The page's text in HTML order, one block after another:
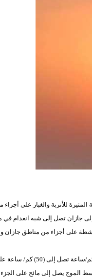
للأتربة والغبار على أجزاء
جازان تصل إلى شبه انعدام في
نشطة على أجزاء من مناطق جازان
وأشار التقرير إلى أن حركة الرياح السطحية على البحر الأحمر تكون شمالية غربية إلى غربية بسرعة (20 - 40) كم/ساعة تصل
الموج يصل إلى مائج على الجزء